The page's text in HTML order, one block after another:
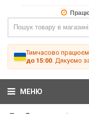
Тимчасово
до 15:00 . Дякуємо
МЕНЮ